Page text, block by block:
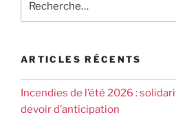
ARTICLES RÉCENTS
Incendies de l’été 2026 :
devoir d’anticipation